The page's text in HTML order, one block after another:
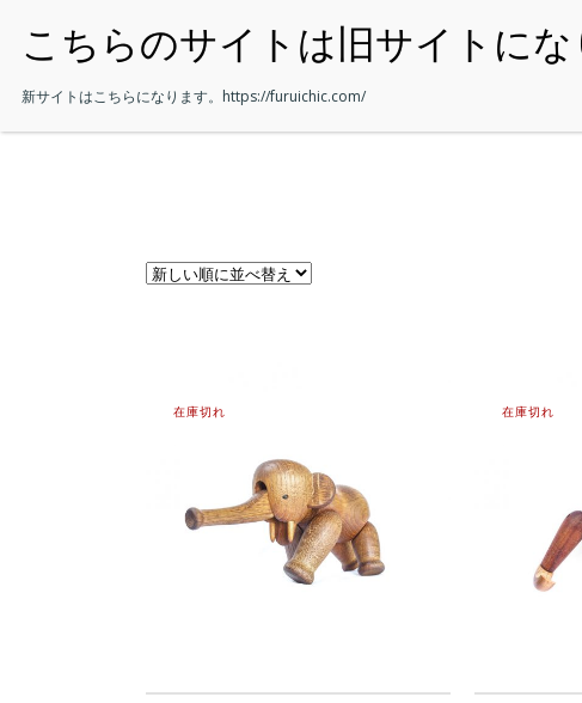
・HOME ・
在庫切れ 在庫切れ
新サイトはこちらになります。 https://furuichic.com/